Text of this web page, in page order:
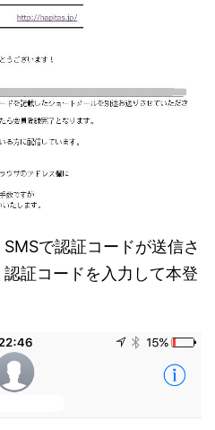
で認証コードが送信さ
証コードを入力して本登